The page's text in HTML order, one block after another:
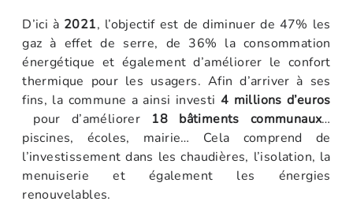
D’ici à 2021, l’objectif est de diminuer de 47% les
gaz à effet de serre, de 36% la consommation
énergétique et également d’améliorer le confort
thermique pour les usagers. Afin d’arriver à ses
fins, la commune a ainsi investi 4 millions d’euros
pour d’améliorer 18 bâtiments communaux…
piscines, écoles, mairie… Cela comprend de
l’investissement dans les chaudières, l’isolation, la
menuiserie et également les énergies
renouvelables.